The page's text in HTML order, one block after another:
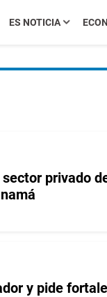
ES NOTICIA
privado
y pide